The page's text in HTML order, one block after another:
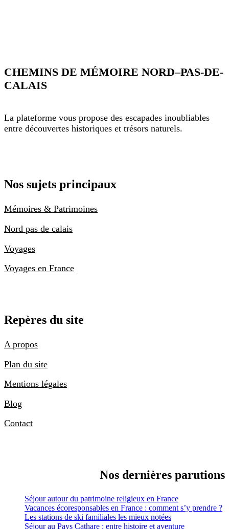
CHEMINS DE MÉMOIRE NORD–PAS-DE-
CALAIS
La plateforme vous propose des escapades inoubliables
entre découvertes historiques et trésors naturels.
Nos sujets principaux
Mémoires & Patrimoines
Nord pas de calais
Voyages
Voyages en France
Repères du site
A propos
Plan du site
Mentions légales
Blog
Contact
Nos dernières parutions
Séjour autour du patrimoine religieux en France
Vacances écoresponsables en France : comment s’y prendre ?
Les stations de ski familiales les mieux notées
Séjour au Pays Cathare : entre histoire et aventure